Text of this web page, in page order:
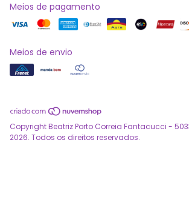
Meios de pagamento
Meios de envio
Copyright Beatriz Porto Correia Fantacucci -
2026. Todos os direitos reservados.